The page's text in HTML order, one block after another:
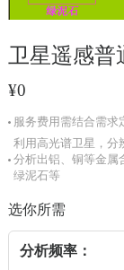
卫星遥感普
¥0
服务费用需结合需求
利用高光谱卫星，分
分析出铝、铜等金属
绿泥石等
选你所需
分析频率：